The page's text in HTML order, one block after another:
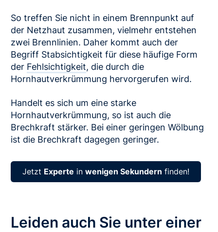
So treffen Sie nicht in einem Brennpunkt auf
der Netzhaut zusammen, vielmehr entstehen
zwei Brennlinien. Daher kommt auch der
Begriff Stabsichtigkeit für diese häufige Form
der Fehlsichtigkeit, die durch die
Hornhautverkrümmung hervorgerufen wird.
Handelt es sich um eine starke
Hornhautverkrümmung, so ist auch die
Brechkraft stärker. Bei einer geringen Wölbung
ist die Brechkraft dagegen geringer.
Jetzt Experte inwenigen Sekundern finden!
Leiden auch Sie unter einer